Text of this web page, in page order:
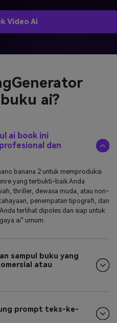
Video Ai
Generator
ai?
ai book ini
dan
banana 2 untuk memproduksi
yang terbukti-baik Anda
thriller, dewasa muda, atau non-
penempatan tipografi, dan
terlihat dipoles dan siap untuk
ai" umum.
sampul buku yang
atau
prompt teks-ke-